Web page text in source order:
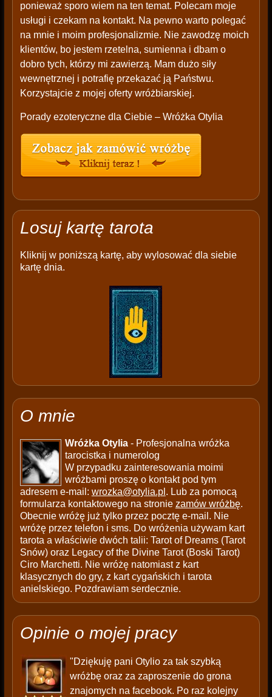
ponieważ sporo wiem na ten temat. Polecam moje
usługi i czekam na kontakt. Na pewno warto polegać
na mnie i moim profesjonalizmie. Nie zawodzę moich
klientów, bo jestem rzetelna, sumienna i dbam o
dobro tych, którzy mi zawierzą. Mam dużo siły
wewnętrznej i potrafię przekazać ją Państwu.
Korzystajcie z mojej oferty wróżbiarskiej.
Porady ezoteryczne dla Ciebie – Wróżka Otylia
Losuj kartę tarota
Kliknij w poniższą kartę, aby wylosować dla siebie
kartę dnia.
O mnie
Wróżka Otylia- Profesjonalna wróżka
tarocistka i numerolog
W przypadku zainteresowania moimi
wróżbami proszę o kontakt pod tym
adresem e-mail: wrozka@otylia.pl . Lub za pomocą
formularza kontaktowego na stronie zamów wróżbę.
Obecnie wróżę już tylko przez pocztę e-mail. Nie
wróżę przez telefon i sms. Do wróżenia używam kart
tarota a właściwie dwóch talii: Tarot of Dreams (Tarot
Snów) oraz Legacy of the Divine Tarot (Boski Tarot)
Ciro Marchetti. Nie wróżę natomiast z kart
klasycznych do gry, z kart cygańskich i tarota
anielskiego. Pozdrawiam serdecznie.
Opinie o mojej pracy
"Dziękuję pani Otylio za tak szybką
wróżbę oraz za zaproszenie do grona
znajomych na facebook. Po raz kolejny